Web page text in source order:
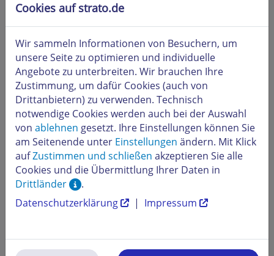
den Feldern darunter tragen Sie bitte das gewünschte
neue Passwort ein und wiederholen Sie die Eingabe in
der darauffolgenden Zeile.
Cookies auf strato.de
Wir sammeln Informationen von Besuchern, um
unsere Seite zu optimieren und individuelle
Angebote zu unterbreiten. Wir brauchen Ihre
Zustimmung, um dafür Cookies (auch von
Drittanbietern) zu verwenden. Technisch
notwendige Cookies werden auch bei der Auswahl
von ablehnen gesetzt. Ihre Einstellungen können Sie
am Seitenende unter Einstellungen ändern. Mit Klick
aufZustimmen und schließen akzeptieren Sie alle
Cookies und die Übermittlung Ihrer Daten in
Drittländer
.
Datenschutzerklärung
| Impressum